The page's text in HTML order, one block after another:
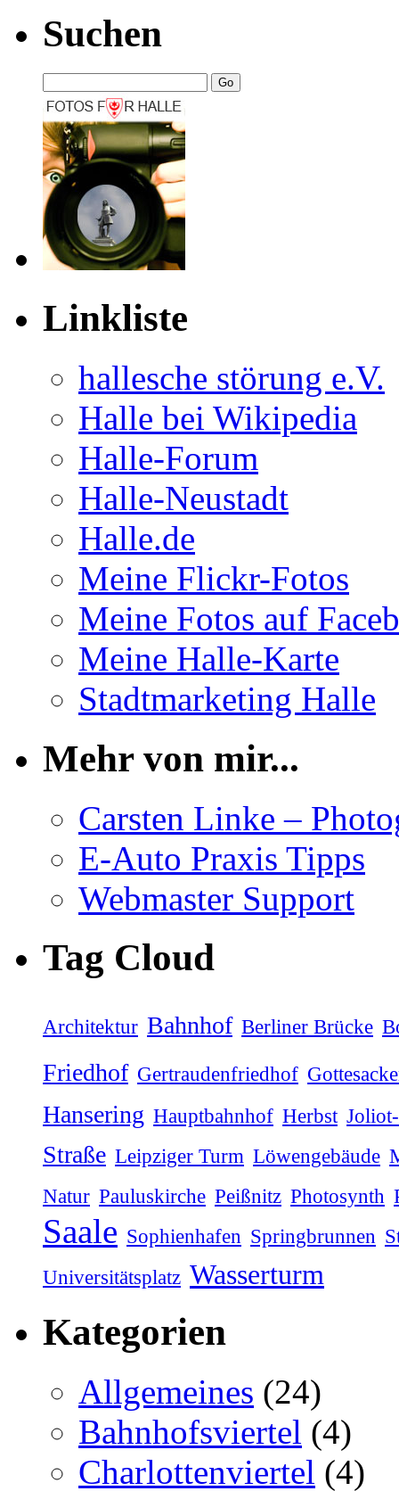
Suchen
Linkliste
hal­le­sche stö­rung e.V.
Halle bei Wikipedia
Halle-Forum
Halle-Neustadt
Halle.de
Meine Flickr-Fotos
Meine Fotos auf
Meine Halle-Karte
Stadtmarketing Halle
Mehr von mir...
Carsten Linke –
E-Auto Praxis Tipps
Webmaster Support
Tag Cloud
Architektur Bahnhof Berliner Brücke
Friedhof Gertraudenfriedhof
Hansering Hauptbahnhof Herbst
Straße Leipziger Turm Löwengebäude
Natur Pauluskirche Peißnitz Photosynth
Saale Sophienhafen Springbrunnen
Universitätsplatz Wasserturm
Kategorien
Allgemeines (24)
Bahnhofsviertel (4)
Charlottenviertel (4)